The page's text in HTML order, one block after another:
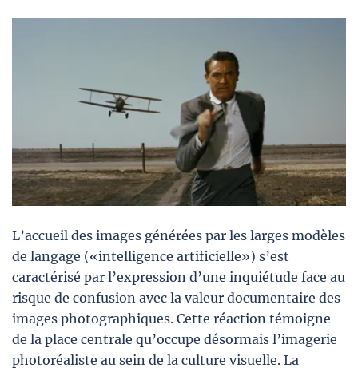
L’accueil des images générées par les larges modèles
de langage («intelligence artificielle») s’est
caractérisé par l’expression d’une inquiétude face au
risque de confusion avec la valeur documentaire des
images photographiques. Cette réaction témoigne
de la place centrale qu’occupe désormais l’imagerie
photoréaliste au sein de la culture visuelle. La